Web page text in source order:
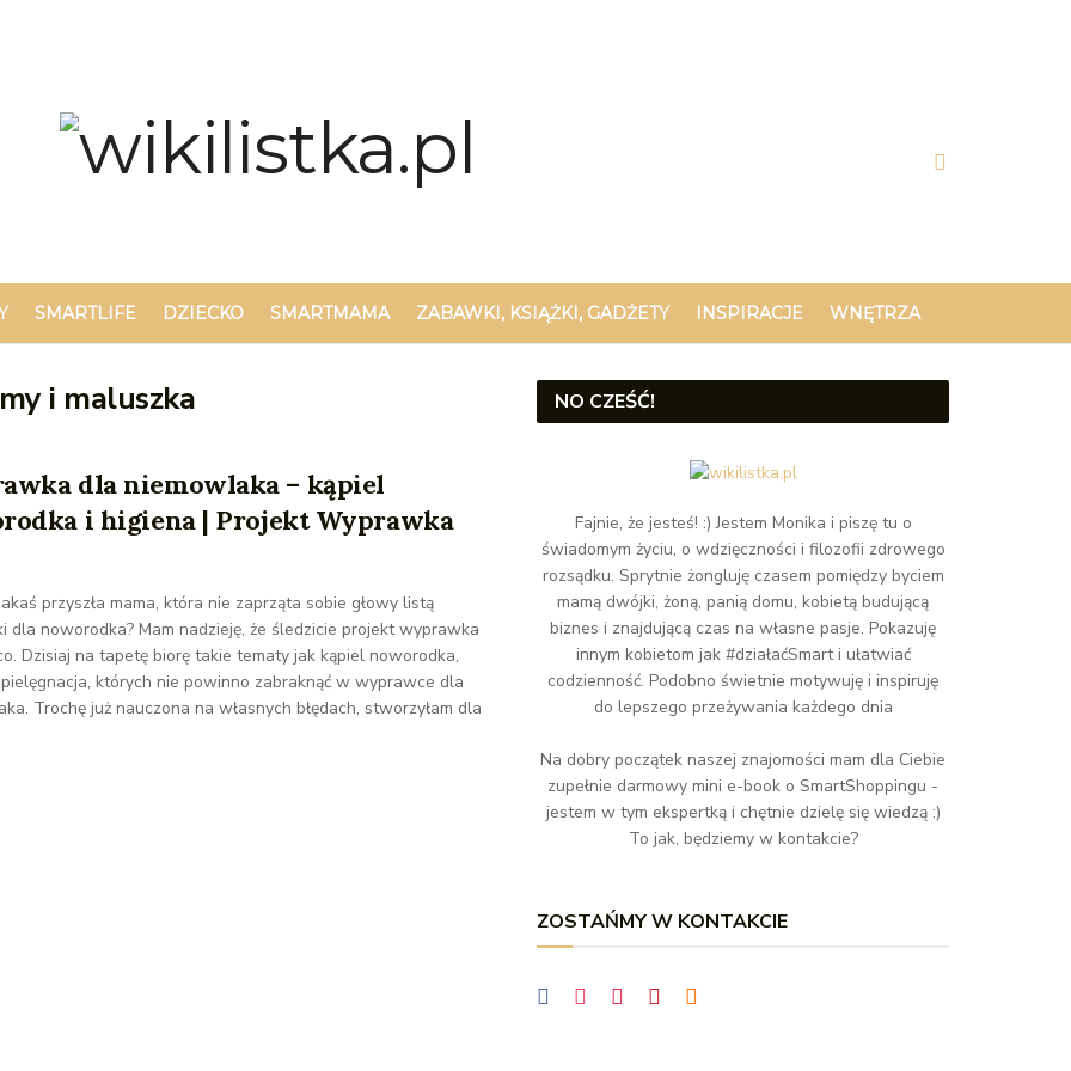
SMARTLIFE DZIECKO SMARTMAMA ZABAWKI, KSIĄŻKI, GADŻETY INSPIRACJE WNĘTRZA
i maluszka
dla niemowlaka – kąpiel
i higiena | Projekt Wyprawka
przyszła mama, która nie zaprząta sobie głowy listą
dla noworodka? Mam nadzieję, że śledzicie projekt wyprawka
Dzisiaj na tapetę biorę takie tematy jak kąpiel noworodka,
których nie powinno zabraknąć w wyprawce dla
Trochę już nauczona na własnych błędach, stworzyłam dla
NO CZEŚĆ!
Fajnie, że jesteś! :) Jestem Monika i piszę tu o
świadomym życiu, o wdzięczności i filozofii zdrowego
rozsądku. Sprytnie żongluję czasem pomiędzy byciem
mamą dwójki, żoną, panią domu, kobietą budującą
biznes i znajdującą czas na własne pasje. Pokazuję
innym kobietom jak #działaćSmart i ułatwiać
codzienność. Podobno świetnie motywuję i inspiruję
do lepszego przeżywania każdego dnia
Na dobry początek naszej znajomości mam dla Ciebie
zupełnie darmowy mini e-book o SmartShoppingu -
jestem w tym ekspertką i chętnie dzielę się wiedzą :)
To jak, będziemy w kontakcie?
ZOSTAŃMY W KONTAKCIE